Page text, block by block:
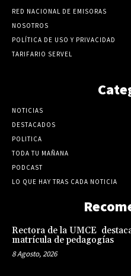
RED NACIONAL DE EMISORAS
NOSOTROS
POLÍTICA DE USO Y PRIVACIDAD
TARIFARIO SERVEL
NOTICIAS
DESTACADOS
POLITICA
TODA TU MAÑANA
PODCAST
LO QUE HAY TRAS CADA NOTICIA
Rectora de la UMCE
matrícula de pedagogías
8 Agosto, 2026